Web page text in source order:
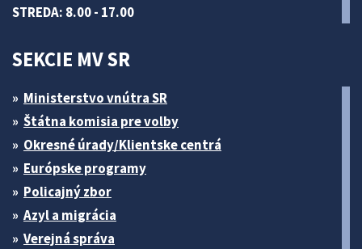
STREDA: 8.00 - 17.00
SEKCIE MV SR
Ministerstvo vnútra SR
Štátna komisia pre volby
Okresné úrady/Klientske centrá
Európske programy
Policajný zbor
Azyl a migrácia
Verejná správa